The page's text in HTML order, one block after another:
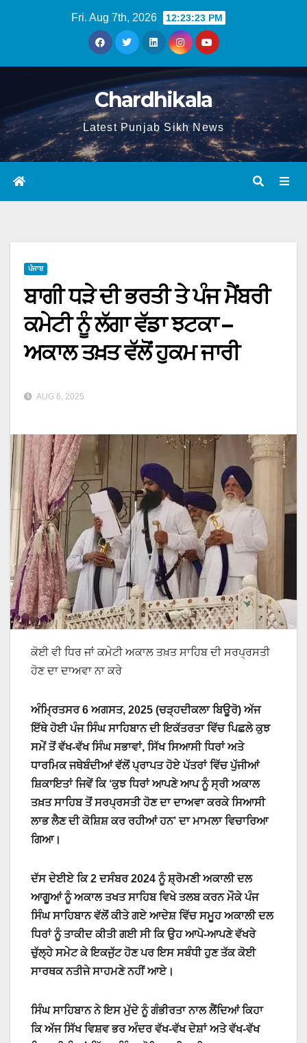
Fri. Aug 7th, 2026 12:23:24 PM
Chardhikala
Latest Punjab Sikh News
ਪੰਜਾਬ
ਬਾਗੀ ਧੜੇ ਦੀ ਭਰਤੀ ਤੇ ਪੰਜ ਮੈਂਬਰੀ
ਕਮੇਟੀ ਨੂੰ ਲੱਗਾ ਵੱਡਾ ਝਟਕਾ –
ਅਕਾਲ ਤਖ਼ਤ ਵੱਲੋਂ ਹੁਕਮ ਜਾਰੀ
AUG 6, 2025
ਕੋਈ ਵੀ ਧਿਰ ਜਾਂ ਕਮੇਟੀ ਅਕਾਲ ਤਖ਼ਤ ਸਾਹਿਬ ਦੀ ਸਰਪ੍ਰਸਤੀ
ਹੋਣ ਦਾ ਦਾਅਵਾ ਨਾ ਕਰੇ
ਅੰਮ੍ਰਿਤਸਰ 6 ਅਗਸਤ, 2025 (ਚੜ੍ਹਦੀਕਲਾ ਬਿਊਰੋ) ਅੱਜ
ਇੱਥੇ ਹੋਈ ਪੰਜ ਸਿੰਘ ਸਾਹਿਬਾਨ ਦੀ ਇਕੱਤਰਤਾ ਵਿੱਚ ਪਿਛਲੇ ਕੁਝ
ਸਮੇਂ ਤੋਂ ਵੱਖ-ਵੱਖ ਸਿੰਘ ਸਭਾਵਾਂ, ਸਿੱਖ ਸਿਆਸੀ ਧਿਰਾਂ ਅਤੇ
ਧਾਰਮਿਕ ਜਥੇਬੰਦੀਆਂ ਵੱਲੋਂ ਪ੍ਰਾਪਤ ਹੋਏ ਪੱਤਰਾਂ ਵਿੱਚ ਪੁੱਜੀਆਂ
ਸ਼ਿਕਾਇਤਾਂ ਜਿਵੇਂ ਕਿ ‘ਕੁਝ ਧਿਰਾਂ ਆਪਣੇ ਆਪ ਨੂੰ ਸ੍ਰੀ ਅਕਾਲ
ਤਖ਼ਤ ਸਾਹਿਬ ਤੋਂ ਸਰਪ੍ਰਸਤੀ ਹੋਣ ਦਾ ਦਾਅਵਾ ਕਰਕੇ ਸਿਆਸੀ
ਲਾਭ ਲੈਣ ਦੀ ਕੋਸ਼ਿਸ਼ ਕਰ ਰਹੀਆਂ ਹਨ’ ਦਾ ਮਾਮਲਾ ਵਿਚਾਰਿਆ
ਗਿਆ।
ਦੱਸ ਦੇਈਏ ਕਿ 2 ਦਸੰਬਰ 2024 ਨੂੰ ਸ਼੍ਰੋਮਣੀ ਅਕਾਲੀ ਦਲ
ਆਗੂਆਂ ਨੂੰ ਅਕਾਲ ਤਖਤ ਸਾਹਿਬ ਵਿਖੇ ਤਲਬ ਕਰਨ ਮੌਕੇ ਪੰਜ
ਸਿੰਘ ਸਾਹਿਬਾਨ ਵੱਲੋਂ ਕੀਤੇ ਗਏ ਆਦੇਸ਼ ਵਿੱਚ ਸਮੂਹ ਅਕਾਲੀ ਦਲ
ਧਿਰਾਂ ਨੂੰ ਤਾਕੀਦ ਕੀਤੀ ਗਈ ਸੀ ਕਿ ਉਹ ਆਪੋ-ਆਪਣੇ ਵੱਖਰੇ
ਚੁੱਲ੍ਹੇ ਸਮੇਟ ਕੇ ਇਕਜੁੱਟ ਹੋਣ ਪਰ ਇਸ ਸਬੰਧੀ ਹੁਣ ਤੱਕ ਕੋਈ
ਸਾਰਥਕ ਨਤੀਜੇ ਸਾਹਮਣੇ ਨਹੀਂ ਆਏ।
ਸਿੰਘ ਸਾਹਿਬਾਨ ਨੇ ਇਸ ਮੁੱਦੇ ਨੂੰ ਗੰਭੀਰਤਾ ਨਾਲ ਲੈਂਦਿਆਂ ਕਿਹਾ
ਕਿ ਅੱਜ ਸਿੱਖ ਵਿਸ਼ਵ ਭਰ ਅੰਦਰ ਵੱਖ-ਵੱਖ ਦੇਸ਼ਾਂ ਅਤੇ ਵੱਖ-ਵੱਖ